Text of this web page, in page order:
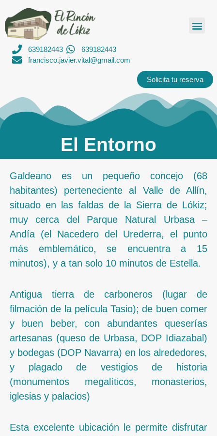
639182443
639182443
francisco.javier.vital@gmail.com
Solicita tu reserva
El Entorno
Galdeano es un pequeño concejo (68
habitantes) perteneciente al Valle de Allín,
situado en las faldas de la Sierra de Lókiz;
muy cerca del Parque Natural Urbasa –
Andía (el Nacedero del Urederra, el punto
más emblemático, se encuentra a 15
minutos), y a tan solo 10 minutos de Estella.
Antigua tierra de carboneros (lugar de
filmación de la película Tasio); de buen comer
y buen beber, con abundantes queserías
artesanas (queso de Urbasa, DOP Idiazabal)
y bodegas (DOP Navarra) en los alrededores,
y plagado de vestigios de historia
(monumentos megalíticos, monasterios,
iglesias y palacios)
Esta excelente ubicación le permite disfrutar